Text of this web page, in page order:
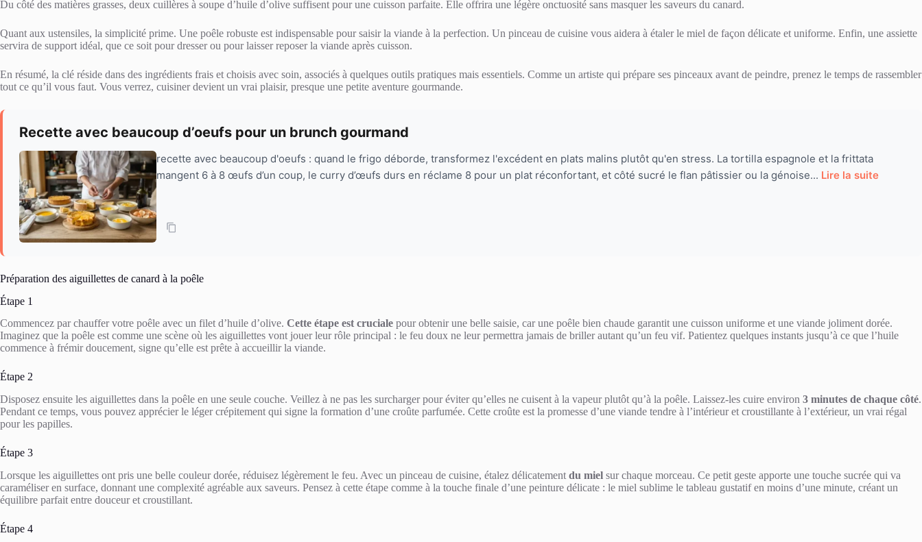
Du côté des matières grasses, deux cuillères à soupe d’huile d’olive suffisent pour une cuisson parfaite. Elle offrira une légère onctuosité sans masquer les saveurs du canard.
Quant aux ustensiles, la simplicité prime. Une poêle robuste est indispensable pour saisir la viande à la perfection. Un pinceau de cuisine vous aidera à étaler le miel de façon délicate et uniforme. Enfin, une assiette
servira de support idéal, que ce soit pour dresser ou pour laisser reposer la viande après cuisson.
En résumé, la clé réside dans des ingrédients frais et choisis avec soin, associés à quelques outils pratiques mais essentiels. Comme un artiste qui prépare ses pinceaux avant de peindre, prenez le temps de rassembler
tout ce qu’il vous faut. Vous verrez, cuisiner devient un vrai plaisir, presque une petite aventure gourmande.
Recette avec beaucoup d’oeufs pour un brunch gourmand
recette avec beaucoup d'oeufs : quand le frigo déborde, transformez l'excédent en plats malins plutôt qu'en stress. La tortilla espagnole et la frittata
mangent 6 à 8 œufs d’un coup, le curry d’œufs durs en réclame 8 pour un plat réconfortant, et côté sucré le flan pâtissier ou la génoise... Lire la suite
Préparation des aiguillettes de canard à la poêle
Étape 1
Commencez par chauffer votre poêle avec un filet d’huile d’olive. Cette étape est cruciale pour obtenir une belle saisie, car une poêle bien chaude garantit une cuisson uniforme et une viande joliment dorée.
Imaginez que la poêle est comme une scène où les aiguillettes vont jouer leur rôle principal : le feu doux ne leur permettra jamais de briller autant qu’un feu vif. Patientez quelques instants jusqu’à ce que l’huile
commence à frémir doucement, signe qu’elle est prête à accueillir la viande.
Étape 2
Disposez ensuite les aiguillettes dans la poêle en une seule couche. Veillez à ne pas les surcharger pour éviter qu’elles ne cuisent à la vapeur plutôt qu’à la poêle. Laissez-les cuire environ 3 minutes de chaque côté.
Pendant ce temps, vous pouvez apprécier le léger crépitement qui signe la formation d’une croûte parfumée. Cette croûte est la promesse d’une viande tendre à l’intérieur et croustillante à l’extérieur, un vrai régal
pour les papilles.
Étape 3
Lorsque les aiguillettes ont pris une belle couleur dorée, réduisez légèrement le feu. Avec un pinceau de cuisine, étalez délicatement du miel sur chaque morceau. Ce petit geste apporte une touche sucrée qui va
caraméliser en surface, donnant une complexité agréable aux saveurs. Pensez à cette étape comme à la touche finale d’une peinture délicate : le miel sublime le tableau gustatif en moins d’une minute, créant un
équilibre parfait entre douceur et croustillant.
Étape 4